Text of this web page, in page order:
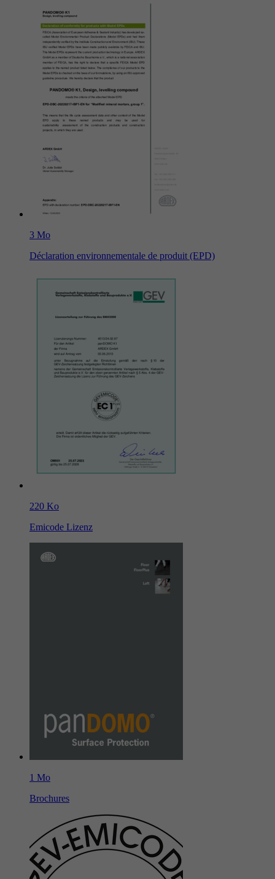
3 Mo
Déclaration environnementale de produit (EPD)
220 Ko
Emicode Lizenz
1 Mo
Brochures